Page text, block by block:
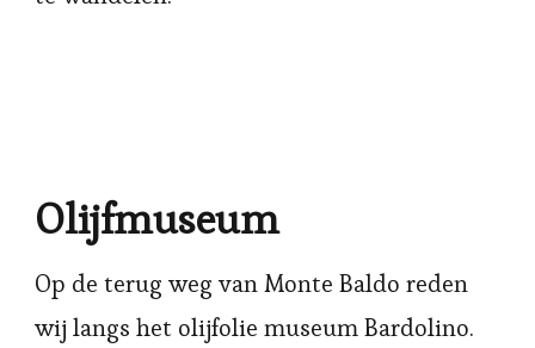
Olijfmuseum
Op de terug weg van Monte Baldo reden
wij langs het olijfolie museum Bardolino.